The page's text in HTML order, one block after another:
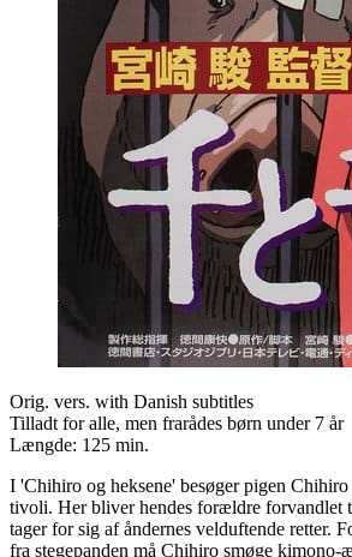
Orig. vers. with Danish subtitles
Tilladt for alle, men frarådes børn under 7 år
Længde: 125 min.
I 'Chihiro og heksene' besøger pigen
tivoli. Her bliver hendes forældre forvandlet
tager for sig af åndernes velduftende retter.
fra stegepanden må Chihiro smøge kimono-